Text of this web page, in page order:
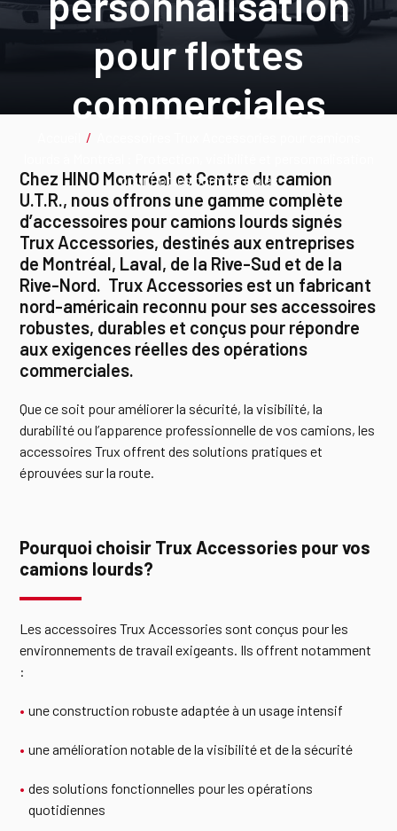
pour flottes
commerciales
/
pour flottes commerciales
Chez HINO Montréal et Centre du camion
U.T.R., nous offrons une gamme complète
d’accessoires pour camions lourds signés
Trux Accessories, destinés aux entreprises
de Montréal, Laval, de la Rive-Sud et de la
Rive-Nord. Trux Accessories est un fabricant
nord-américain reconnu pour ses accessoires
robustes, durables et conçus pour répondre
aux exigences réelles des opérations
commerciales.
Que ce soit pour améliorer la sécurité, la visibilité, la
durabilité ou l’apparence professionnelle de vos camions, les
accessoires Trux offrent des solutions pratiques et
éprouvées sur la route.
Pourquoi choisir Trux Accessories pour vos
camions lourds?
Les accessoires Trux Accessories sont conçus pour les
environnements de travail exigeants. Ils offrent notamment
:
une construction robuste adaptée à un usage intensif
une amélioration notable de la visibilité et de la sécurité
des solutions fonctionnelles pour les opérations
quotidiennes